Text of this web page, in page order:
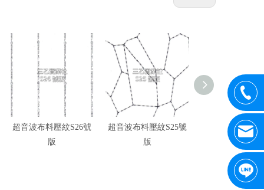
超音波布料壓紋S26號
版
超音波布料壓紋S25號
版
超音波布料壓紋
版